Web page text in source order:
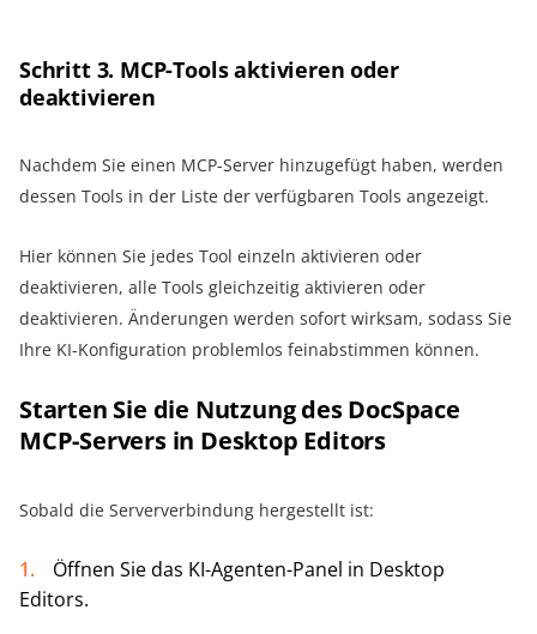
Schritt 3. MCP-Tools aktivieren oder
deaktivieren
Nachdem Sie einen MCP-Server hinzugefügt haben, werden
dessen Tools in der Liste der verfügbaren Tools angezeigt.
Hier können Sie jedes Tool einzeln aktivieren oder
deaktivieren, alle Tools gleichzeitig aktivieren oder
deaktivieren. Änderungen werden sofort wirksam, sodass Sie
Ihre KI-Konfiguration problemlos feinabstimmen können.
Starten Sie die Nutzung des DocSpace
MCP-Servers in Desktop Editors
Sobald die Serververbindung hergestellt ist:
Öffnen Sie das KI-Agenten-Panel in Desktop
Editors.